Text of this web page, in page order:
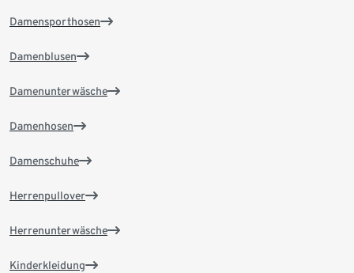
Damensporthosen
Damenblusen
Damenunterwäsche
Damenhosen
Damenschuhe
Herrenpullover
Herrenunterwäsche
Kinderkleidung